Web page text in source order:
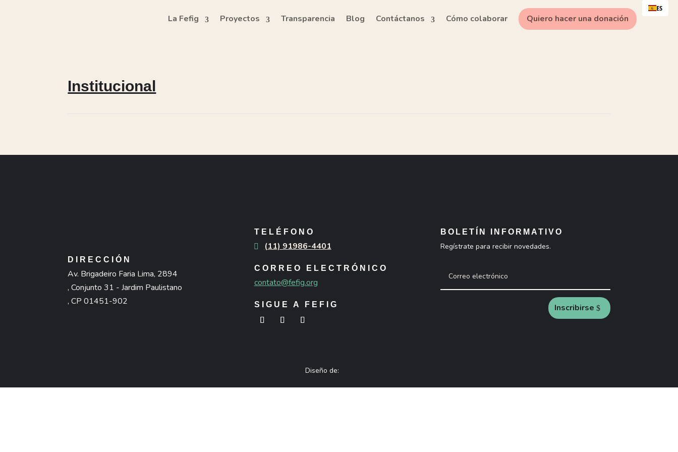
La Fefig Proyectos Transparencia Blog Contáctanos Cómo colaborar Quiero hacer una donación
ES
Institucional
DIRECCIÓN
Av. Brigadeiro Faria Lima, 2894
, Conjunto 31 - Jardim Paulistano
, CP 01451-902
TELÉFONO
(11) 91986-4401
CORREO ELECTRÓNICO
contato@fefig.org
SIGUE A FEFIG
BOLETÍN INFORMATIVO
Regístrate para recibir novedades.
Inscribirse
Diseño de: